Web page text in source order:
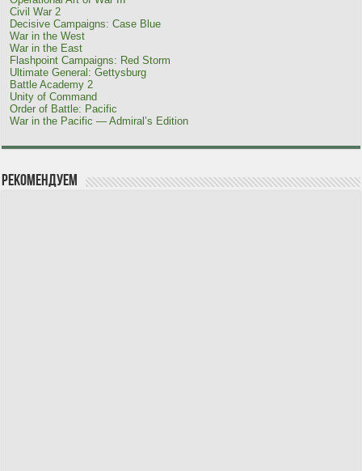
Civil War 2
Decisive Campaigns: Case Blue
War in the West
War in the East
Flashpoint Campaigns: Red Storm
Ultimate General: Gettysburg
Battle Academy 2
Unity of Command
Order of Battle: Pacific
War in the Pacific — Admiral’s Edition
Рекомендуем